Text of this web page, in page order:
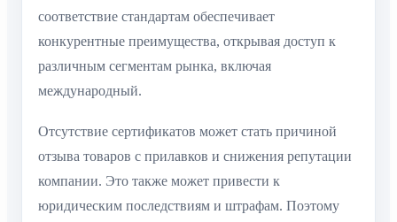
соответствие стандартам обеспечивает
конкурентные преимущества, открывая доступ к
различным сегментам рынка, включая
международный.
Отсутствие сертификатов может стать причиной
отзыва товаров с прилавков и снижения репутации
компании. Это также может привести к
юридическим последствиям и штрафам. Поэтому